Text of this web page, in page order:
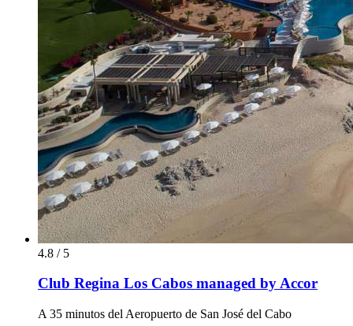
4.8 / 5
Club Regina Los Cabos managed by Accor
A 35 minutos del Aeropuerto de San José del Cabo